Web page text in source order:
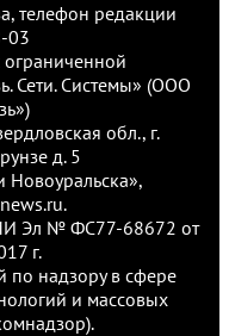
телефон редакции
03
Сети. Системы» (ООО
обл., г.
д. 5
Новоуральска»,
Эл № ФС77-68672 от
г.
по надзору в сфере
и массовых